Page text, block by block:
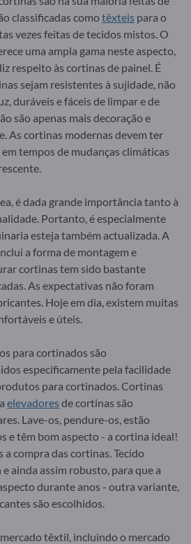
classificadas comotêxteis para o
vezes feitas de tecidos mistos. O
uma ampla gama neste aspecto,
respeito às cortinas de painel. É
sejam resistentes à sujidade, não
duráveis e fáceis de limpar e de
são apenas mais decoração e
As cortinas modernas devem ter
tempos de mudanças climáticas
é dada grande importância tanto à
Portanto, é especialmente
esteja também actualizada. A
a forma de montagem e
cortinas tem sido bastante
As expectativas não foram
Hoje em dia, existem muitas
e úteis.
para cortinados são
especificamente pela facilidade
para cortinados. Cortinas
elevadoresde cortinas são
Lave-os, pendure-os, estão
e têm bom aspecto - a cortina ideal!
compra das cortinas. Tecido
ainda assim robusto, para que a
durante anos - outra variante,
são escolhidos.
têxtil, incluindo o mercado